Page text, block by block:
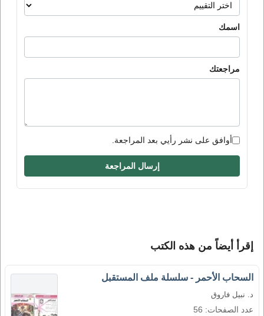
اسمك
مراجعتك
أوافق على نشر رأيي بعد المراجعة.
إرسال المراجعة
إقرأ أيضاً من هذه الكتب
السحاب الأحمر - سلسلة ملف المستقبل
د. نبيل فاروق
عدد الصفحات: 56